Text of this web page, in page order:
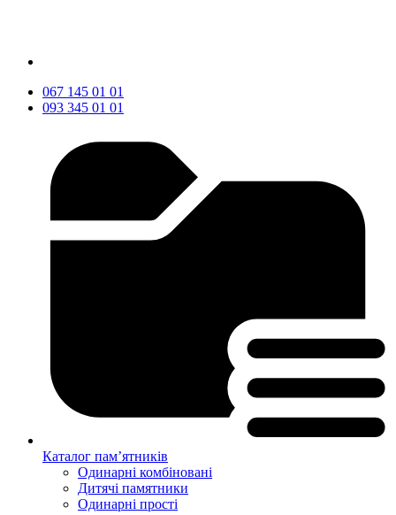
067 145 01 01
093 345 01 01
Каталог пам’ятників
Одинарні комбіновані
Дитячі памятники
Одинарні прості